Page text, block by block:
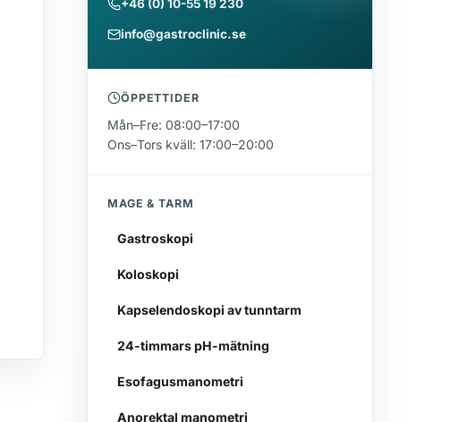
+46 (0) 10-55 19 230
info@gastroclinic.se
ÖPPETTIDER
Mån–Fre: 08:00–17:00
Ons–Tors kväll: 17:00–20:00
MAGE & TARM
Gastroskopi
Koloskopi
Kapselendoskopi av tunntarm
24-timmars pH-mätning
Esofagusmanometri
Anorektal manometri